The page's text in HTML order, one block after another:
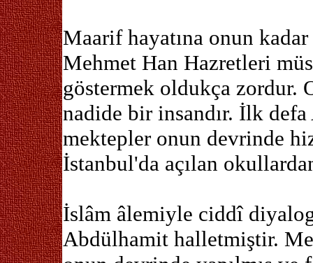
Maarif hayatına onun
Mehmet Han Hazretleri
göstermek oldukça zordur.
nadide bir insandır. İlk
mektepler onun devrinde
İstanbul'da açılan
İslâm âlemiyle ciddî
Abdülhamit halletmiştir.